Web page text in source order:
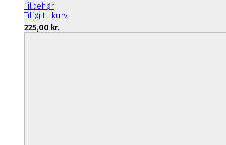
Tilbehør
Tilføj til kurv
225,00 kr.